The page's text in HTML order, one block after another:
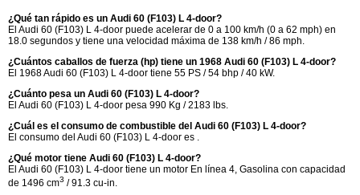
¿Qué tan rápido es un Audi 60 (F103) L 4-door?
El Audi 60 (F103) L 4-door puede acelerar de 0 a 100 km/h (0 a 62 mph) en
18.0 segundos y tiene una velocidad máxima de 138 km/h / 86 mph.
¿Cuántos caballos de fuerza (hp) tiene un 1968 Audi 60 (F103) L 4-door?
El 1968 Audi 60 (F103) L 4-door tiene 55 PS / 54 bhp / 40 kW.
¿Cuánto pesa un Audi 60 (F103) L 4-door?
El Audi 60 (F103) L 4-door pesa 990 Kg / 2183 lbs.
¿Cuál es el consumo de combustible del Audi 60 (F103) L 4-door?
El consumo del Audi 60 (F103) L 4-door es .
¿Qué motor tiene Audi 60 (F103) L 4-door?
El Audi 60 (F103) L 4-door tiene un motor En línea 4, Gasolina con capacidad
de 1496 cm3 / 91.3 cu-in.